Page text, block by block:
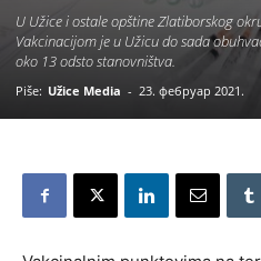
U Užice i ostale opštine Zlatiborskog
Vakcinacijom je u Užicu do sada
oko 13 odsto stanovništva.
Piše: Užice Media - 23. фебруар 2021.